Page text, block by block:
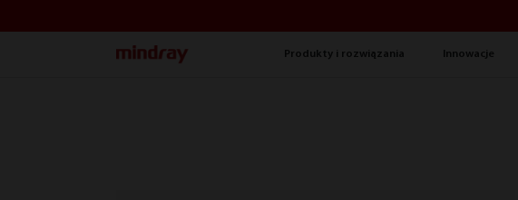
Produkty i rozwiązania Innowacje